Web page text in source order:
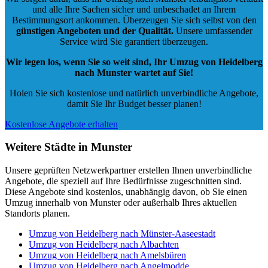
und alle Ihre Sachen sicher und unbeschadet an Ihrem
Bestimmungsort ankommen. Überzeugen Sie sich selbst von den
günstigen Angeboten und der Qualität.Unsere umfassender
Service wird Sie garantiert überzeugen.
Wir legen los, wenn Sie so weit sind, Ihr Umzug von Heidelberg
nach Munster wartet auf Sie!
Holen Sie sich kostenlose und natürlich unverbindliche Angebote,
damit Sie Ihr Budget besser planen!
Kostenlose Angebote erhalten
Weitere Städte in Munster
Unsere geprüften Netzwerkpartner erstellen Ihnen unverbindliche
Angebote, die speziell auf Ihre Bedürfnisse zugeschnitten sind.
Diese Angebote sind kostenlos, unabhängig davon, ob Sie einen
Umzug innerhalb von Munster oder außerhalb Ihres aktuellen
Standorts planen.
Umzug von Heidelberg nach Münster-Aaseestadt
Umzug von Heidelberg nach Albachten
Umzug von Heidelberg nach Amelsbüren
Umzug von Heidelberg nach Angelmodde